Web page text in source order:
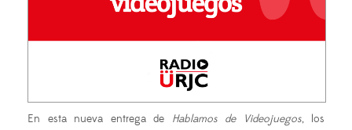
En esta nueva entrega de Hablamos de Videojuegos, los